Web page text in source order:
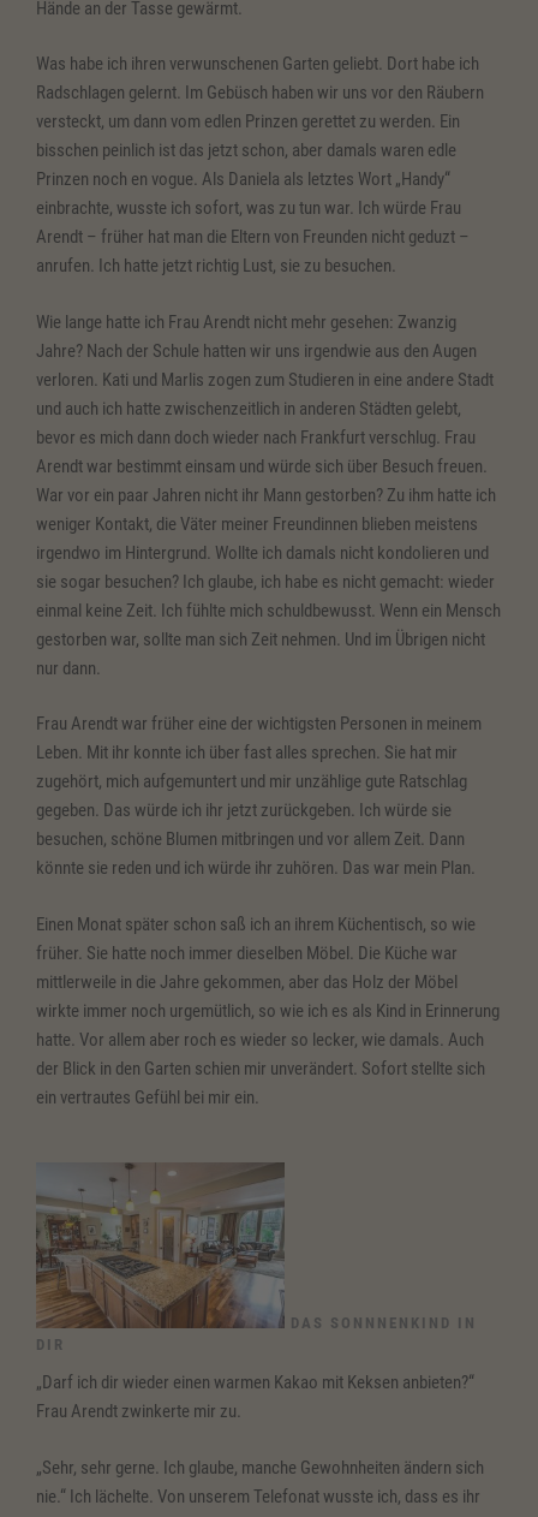
Hände an der Tasse gewärmt.
Was habe ich ihren verwunschenen Garten geliebt. Dort habe ich
Radschlagen gelernt. Im Gebüsch haben wir uns vor den Räubern
versteckt, um dann vom edlen Prinzen gerettet zu werden. Ein
bisschen peinlich ist das jetzt schon, aber damals waren edle
Prinzen noch en vogue. Als Daniela als letztes Wort „Handy“
einbrachte, wusste ich sofort, was zu tun war. Ich würde Frau
Arendt – früher hat man die Eltern von Freunden nicht geduzt –
anrufen. Ich hatte jetzt richtig Lust, sie zu besuchen.
Wie lange hatte ich Frau Arendt nicht mehr gesehen: Zwanzig
Jahre? Nach der Schule hatten wir uns irgendwie aus den Augen
verloren. Kati und Marlis zogen zum Studieren in eine andere Stadt
und auch ich hatte zwischenzeitlich in anderen Städten gelebt,
bevor es mich dann doch wieder nach Frankfurt verschlug. Frau
Arendt war bestimmt einsam und würde sich über Besuch freuen.
War vor ein paar Jahren nicht ihr Mann gestorben? Zu ihm hatte ich
weniger Kontakt, die Väter meiner Freundinnen blieben meistens
irgendwo im Hintergrund. Wollte ich damals nicht kondolieren und
sie sogar besuchen? Ich glaube, ich habe es nicht gemacht: wieder
einmal keine Zeit. Ich fühlte mich schuldbewusst. Wenn ein Mensch
gestorben war, sollte man sich Zeit nehmen. Und im Übrigen nicht
nur dann.
Frau Arendt war früher eine der wichtigsten Personen in meinem
Leben. Mit ihr konnte ich über fast alles sprechen. Sie hat mir
zugehört, mich aufgemuntert und mir unzählige gute Ratschlag
gegeben. Das würde ich ihr jetzt zurückgeben. Ich würde sie
besuchen, schöne Blumen mitbringen und vor allem Zeit. Dann
könnte sie reden und ich würde ihr zuhören. Das war mein Plan.
Einen Monat später schon saß ich an ihrem Küchentisch, so wie
früher. Sie hatte noch immer dieselben Möbel. Die Küche war
mittlerweile in die Jahre gekommen, aber das Holz der Möbel
wirkte immer noch urgemütlich, so wie ich es als Kind in Erinnerung
hatte. Vor allem aber roch es wieder so lecker, wie damals. Auch
der Blick in den Garten schien mir unverändert. Sofort stellte sich
ein vertrautes Gefühl bei mir ein.
DAS SONNNENKIND IN
DIR
„Darf ich dir wieder einen warmen Kakao mit Keksen anbieten?“
Frau Arendt zwinkerte mir zu.
„Sehr, sehr gerne. Ich glaube, manche Gewohnheiten ändern sich
nie.“ Ich lächelte. Von unserem Telefonat wusste ich, dass es ihr